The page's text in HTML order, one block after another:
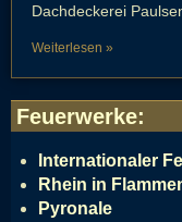
Dachdeckerei
Weiterlesen »
Feuerwerke:
Internationaler
Rhein in
Pyronale